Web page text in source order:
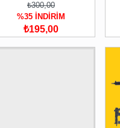
₺300,00
%35 İNDİRİM
₺195,00